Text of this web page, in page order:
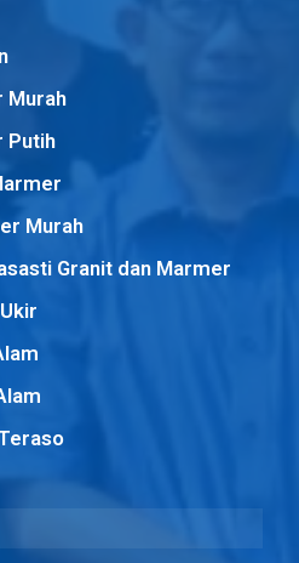
Murah
Putih
Murah
Granit dan Marmer